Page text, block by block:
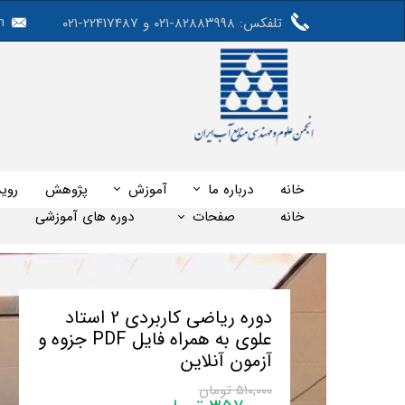
تلفکس: ۸۲۸۸۳۹۹۸-۰۲۱ و 22417487-۰۲۱
خانه درباره ما آموزش پژوهش
خانه صفحات دوره های آموزشی
دوره ریاضی کاربردی 2 استاد
علوی به همراه فایل PDF جزوه و
آزمون آنلاین
۵۱۰,۰۰۰ تومان